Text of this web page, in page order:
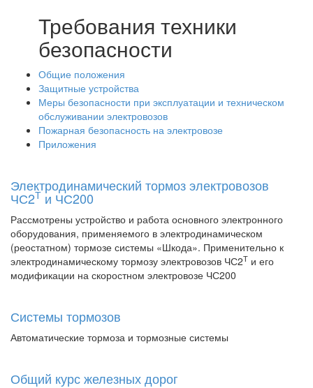
Требования техники
безопасности
Общие положения
Защитные устройства
Меры безопасности при эксплуатации и техническом
обслуживании электровозов
Пожарная безопасность на электровозе
Приложения
Электродинамический тормоз электровозов
ЧС2Т и ЧС200
Рассмотрены устройство и работа основного электронного
оборудования, применяемого в электродинамическом
(реостатном) тормозе системы «Шкода». Применительно к
электродинамическому тормозу электровозов ЧС2Т и его
модификации на скоростном электровозе ЧС200
Системы тормозов
Автоматические тормоза и тормозные системы
Общий курс железных дорог